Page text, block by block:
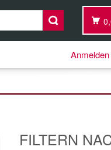
Anmelden
FILTERN